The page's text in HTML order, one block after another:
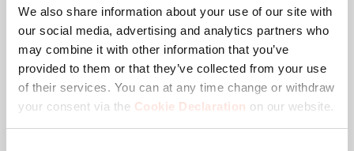
We also share information about your use of our site with
our social media, advertising and analytics partners who
may combine it with other information that you’ve
provided to them or that they’ve collected from your use
of their services. You can at any time change or withdraw
your consent via the Cookie Declaration on our website.
Auszeichnungen &
Zertifizierungen